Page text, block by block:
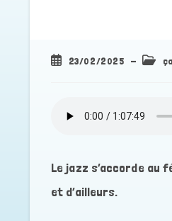
Publication
23/02/2025
Post
Le jazz s’accorde au
et d’ailleurs.